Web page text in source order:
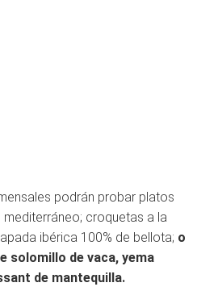
podrán probar platos
croquetas a la
ibérica 100% de bellota; o
de vaca, yema
de mantequilla.